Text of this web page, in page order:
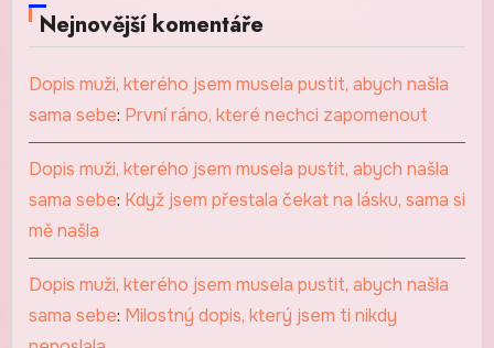
Nejnovější komentáře
Dopis muži, kterého jsem musela pustit, abych našla
sama sebe: První ráno, které nechci zapomenout
Dopis muži, kterého jsem musela pustit, abych našla
sama sebe: Když jsem přestala čekat na lásku, sama si
mě našla
Dopis muži, kterého jsem musela pustit, abych našla
sama sebe: Milostný dopis, který jsem ti nikdy